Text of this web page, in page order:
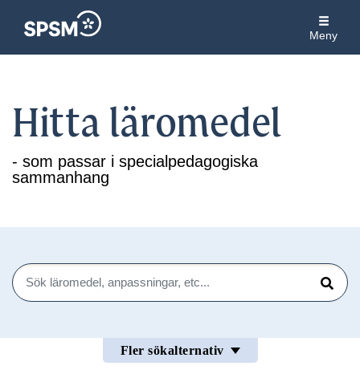
Meny
Hitta läromedel
- som passar i specialpedagogiska
sammanhang
Sök
Sök
Fler sökalternativ